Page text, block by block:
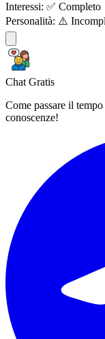
Interessi: ✅ Completo
Personalità: ⚠️
Chat Gratis
Come passare il
conoscenze!